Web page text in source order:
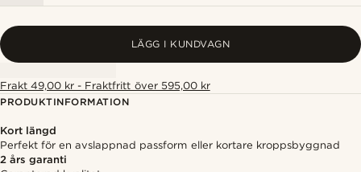
LÄGG I KUNDVAGN
Frakt 49,00 kr - Fraktfritt över 595,00 kr
PRODUKTINFORMATION
Kort längd
Perfekt för en avslappnad passform eller kortare kroppsbyggnad
2 års garanti